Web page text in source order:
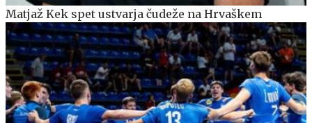
Matjaž Kek spet ustvarja čudeže na Hrvaškem